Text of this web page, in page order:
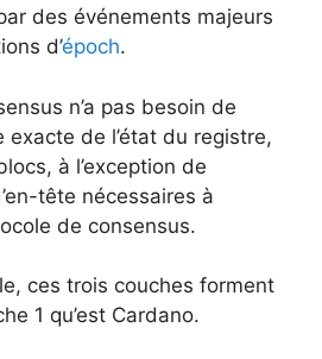
des événements majeurs
d’époch.
n’a pas besoin de
exacte de l’état du registre,
à l’exception de
tête nécessaires à
de consensus.
ces trois couches forment
1 qu’est Cardano.